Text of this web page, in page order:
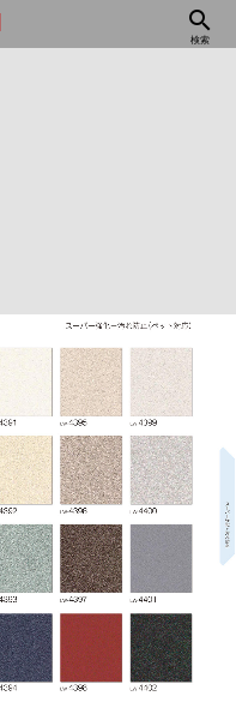
search
検索